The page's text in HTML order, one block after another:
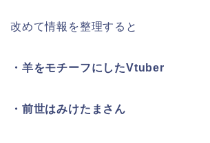
改めて情報を整理すると
・羊をモチーフにしたVtuber
・前世はみけたまさん